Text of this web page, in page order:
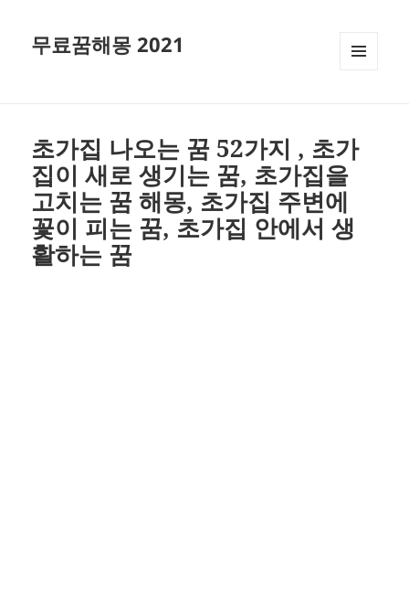
무료꿈해몽 2021
초가집 나오는 꿈 52가지 , 초가
집이 새로 생기는 꿈, 초가집을
고치는 꿈 해몽, 초가집 주변에
꽃이 피는 꿈, 초가집 안에서 생
활하는 꿈